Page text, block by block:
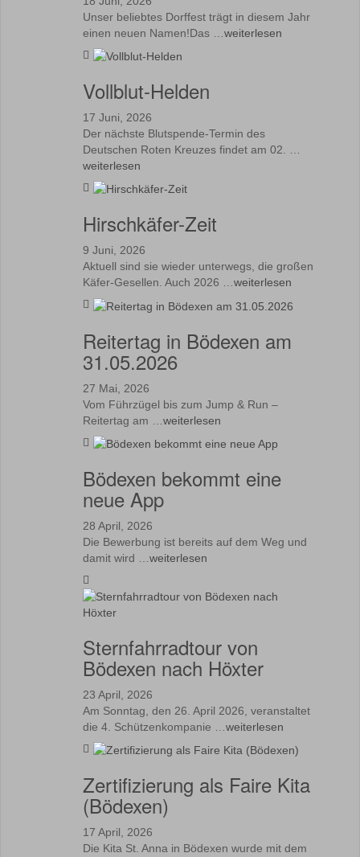
Unser beliebtes Dorffest trägt in diesem Jahr
einen neuen Namen!Das … weiterlesen
Vollblut-Helden
17 Juni, 2026
Der nächste Blutspende-Termin des
Deutschen Roten Kreuzes findet am 02. …
weiterlesen
Hirschkäfer-Zeit
9 Juni, 2026
Aktuell sind sie wieder unterwegs, die großen
Käfer-Gesellen. Auch 2026 …weiterlesen
Reitertag in Bödexen am
31.05.2026
27 Mai, 2026
Vom Führzügel bis zum Jump & Run –
Reitertag am … weiterlesen
Bödexen bekommt eine
neue App
28 April, 2026
Die Bewerbung ist bereits auf dem Weg und
damit wird … weiterlesen
Sternfahrradtour von
Bödexen nach Höxter
23 April, 2026
Am Sonntag, den 26. April 2026, veranstaltet
die 4. Schützenkompanie … weiterlesen
Zertifizierung als Faire Kita
(Bödexen)
17 April, 2026
Die Kita St. Anna in Bödexen wurde mit dem